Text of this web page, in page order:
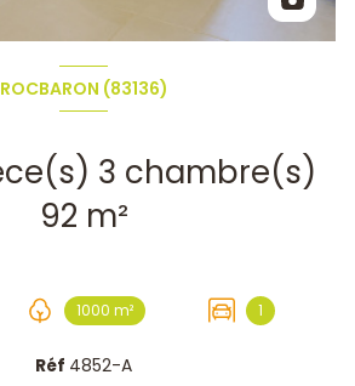
ROCBARON (83136)
92 m²
1000 m² 1
Réf 4852-A